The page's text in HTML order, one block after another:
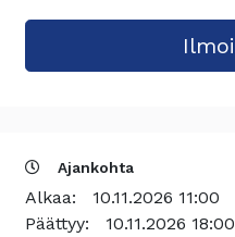
Ajankohta
Alkaa: 10.11.2026 11:00
Päättyy: 10.11.2026 18:00